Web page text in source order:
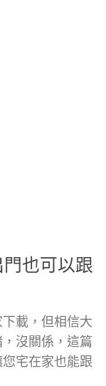
也可以跟
載，但相信大
沒關係，這篇
宅在家也能跟